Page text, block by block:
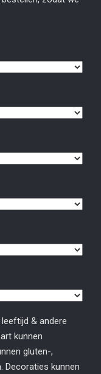
& andere
kunnen
gluten-,
Decoraties kunnen